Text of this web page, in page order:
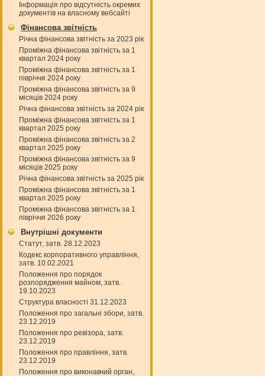
Інформація про відсутність окремих
документів на власному вебсайті
Фінансова звітність
Річна фінансова звітність за 2023 рік
Проміжна фінансова звітність за 1
квартал 2024 року
Проміжна фінансова звітність за 1
півріччя 2024 року
Проміжна фінансова звітність за 9
місяців 2024 року
Річна фінансова звітність за 2024 рік
Проміжна фінансова звітність за 1
квартал 2025 року
Проміжна фінансова звітність за 2
квартал 2025 року
Проміжна фінансова звітність за 9
місяців 2025 року
Річна фінансова звітність за 2025 рік
Проміжна фінансова звітність за 1
квартал 2025 року
Проміжна фінансова звітність за 1
півріччя 2026 року
Внутрішні документи
Статут, затв. 28.12.2023
Кодекс корпоративного управління,
затв. 10.02.2021
Положення про порядок
розпорядження майном, затв.
19.10.2023
Структура власності 31.12.2023
Положення про загальні збори, затв.
23.12.2019
Положення про ревізора, затв.
23.12.2019
Положення про правління, затв.
23.12.2019
Положення про виконавчий орган,